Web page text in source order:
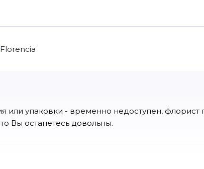
или упаковки - временно недоступен,
Вы останетесь довольны.